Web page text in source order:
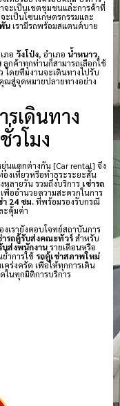
จะเป็นเขตชุมชนและการค้าที่
ะเป็นโซนเกษตรกรรมและ
นเรามีรถพร้อมสแตนด์บาย
ภอ วังโป่ง, อำเภอ น้ำหนาว,
ลูกค้าทุกท่านก็สามารถเลือกใช้
โดยทีมงานจะเดินทางไปรับ
สู่จุดหมายปลายทางอย่าง
เดินทาง
วโมง
ยุ่นแตกต่างกัน [Car rental] จึง
องเที่ยวหรือทำธุระระยะสั้น
ลายวัน รวมถึงบริการ เช่ารถ
เพื่ออำนวยความสะดวกในการ
า 24 ชม.ที่พร้อมรองรับกรณี
ะคุ้มค่า
งเรายังตอบโจทย์สถาบันการ
ารถตู้รับส่งคณะทัวร์สำหรับ
บส่งพนักงานรายเดือนหรือ
ำการใช้ รถตู้เช่าสภาพใหม่
คร่งครัด เพื่อให้ทุกการเดิน
ในทุกมิติการบริการ